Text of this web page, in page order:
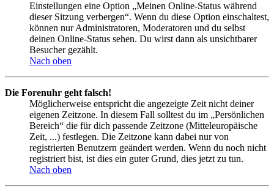
Einstellungen eine Option „Meinen Online-Status während
dieser Sitzung verbergen“. Wenn du diese Option einschaltest,
können nur Administratoren, Moderatoren und du selbst
deinen Online-Status sehen. Du wirst dann als unsichtbarer
Besucher gezählt.
Nach oben
Die Forenuhr geht falsch!
Möglicherweise entspricht die angezeigte Zeit nicht deiner
eigenen Zeitzone. In diesem Fall solltest du im „Persönlichen
Bereich“ die für dich passende Zeitzone (Mitteleuropäische
Zeit, ...) festlegen. Die Zeitzone kann dabei nur von
registrierten Benutzern geändert werden. Wenn du noch nicht
registriert bist, ist dies ein guter Grund, dies jetzt zu tun.
Nach oben